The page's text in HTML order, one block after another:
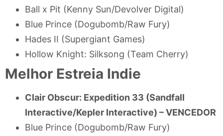
Ball x Pit (Kenny Sun/Devolver Digital)
Blue Prince (Dogubomb/Raw Fury)
Hades II (Supergiant Games)
Hollow Knight: Silksong (Team Cherry)
Melhor Estreia Indie
Clair Obscur: Expedition 33 (Sandfall
Interactive/Kepler Interactive) –VENCEDOR
Blue Prince (Dogubomb/Raw Fury)